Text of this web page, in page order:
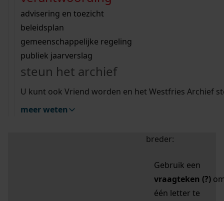
bouwvergunningen
omgevingsvergunningen
vergunningen
beeld en geluid
uitleg nodig?
Wij helpen u op weg met een aantal zoektips.
bekijk alle zoektips
Wij helpen u op weg met een aantal zoektips.
bekijk alle zoektips
bekijk ons geschiedenislokaal
advisering en toezicht
beleidsplan
gemeenschappelijke regeling
publiek jaarverslag
steun het archief
U kunt ook Vriend worden en het Westfries Archief
meer weten
zoektips
Mijn Studiezaal (inloggen)
uw zoekopdracht te
breder:
Gebruik een
vraagteken (?)
één letter te